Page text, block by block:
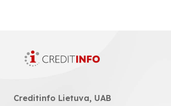
Creditinfo Lietuva, UAB